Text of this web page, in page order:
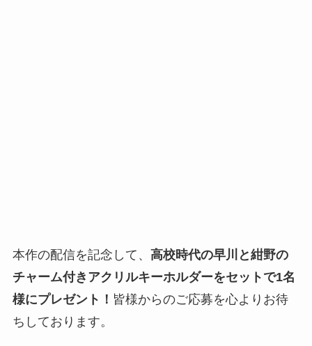
本作の配信を記念して、 高校時代の早川と紺野の
チャーム付きアクリルキーホルダーをセットで1名
様にプレゼント！ 皆様からのご応募を心よりお待
ちしております。